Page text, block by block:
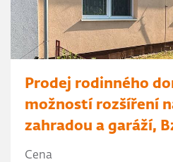
Prodej rodinného
možností rozšíření
zahradou a garáží,
Cena